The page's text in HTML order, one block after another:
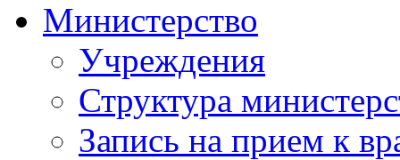
Министерство
Учреждения
Структура
Запись на прием к